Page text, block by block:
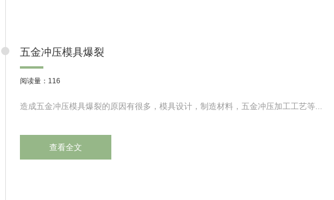
五金冲压模具爆裂
阅读量：116
造成五金冲压模具爆裂的原因有很多，模具设计，制造材料，五金冲压加工工艺等...
查看全文